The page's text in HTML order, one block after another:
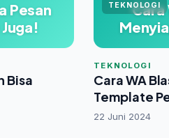
Pesan
Bisa
TEKNOLOGI
Cara
TEKNOLOGI
Cara WA
Template
22 Juni 2024